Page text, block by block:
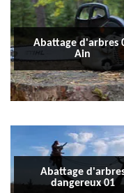
Abattage d'arbres
Ain
Abattage
dangereux 01